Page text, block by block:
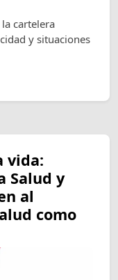
cartelera
y situaciones
vida:
Salud y
al
como